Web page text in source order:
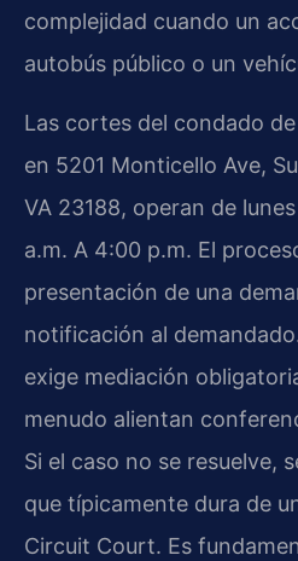
complejidad cuando un
autobús público o un
Las cortes del condado
en 5201 Monticello Ave,
VA 23188, operan de
a.m. A 4:00 p.m. El
presentación de una
notificación al
exige mediación
menudo alientan
Si el caso no se resuelve,
que típicamente dura de
Circuit Court. Es